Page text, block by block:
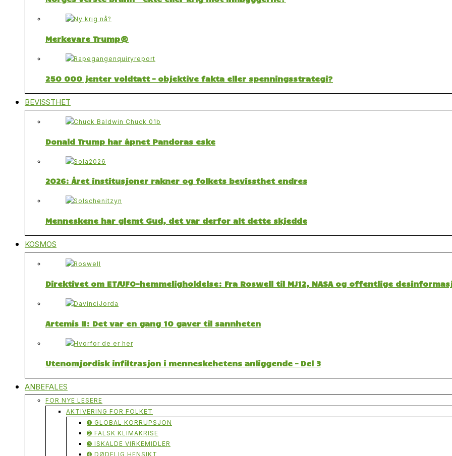
Merkevare Trump®
250 000 jenter voldtatt – objektive fakta eller spenningsstrategi?
BEVISSTHET
Donald Trump har åpnet Pandoras eske
2026: Året institusjoner rakner og folkets bevissthet endres
Menneskene har glemt Gud, det var derfor alt dette skjedde
KOSMOS
Direktivet om ET/UFO-hemmeligholdelse: Fra Roswell til MJ12, NASA og offentlige
Artemis II: Det var en gang 10 gaver til sannheten
Utenomjordisk infiltrasjon i menneskehetens anliggende – Del 3
ANBEFALES
FOR NYE LESERE
AKTIVERING FOR FOLKET
➊ GLOBAL KORRUPSJON
➋ FALSK KLIMAKRISE
➌ ISKALDE VIRKEMIDLER
➍ DØDELIG HENSIKT